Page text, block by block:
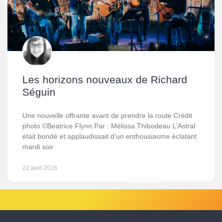
Les horizons nouveaux de Richard
Séguin
Une nouvelle offrante avant de prendre la route Crédit
photo ©Beatrice Flynn Par : Mélissa Thibodeau L’Astral
était bondé et applaudissait d’un enthousiasme éclatant
mardi soir
22 avril 2016